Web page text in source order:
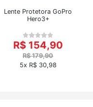
Lente Protetora GoPro
Hero3+
R$ 154,90
R$ 179,90
5x R$ 30,98